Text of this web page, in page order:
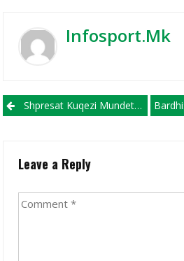
Infosport.mk
Post navigation
Shpresat Kuqezi Mundet Nga Spanja Bardhi: I
Leave a Reply